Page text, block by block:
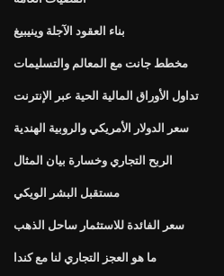
بناء العقود الآجلة وينيبيغ
مخطط جانت مع المعالم والتسليمات
تداول الأوراق المالية الحية عبر الإنترنت
سعر الدولار الأمريكي والروبية الهندية
الربح التجاري وخسارة بيان المثال
مستقبل البشر الويكي
سعر الفائدة للاستثمار ساحل الذهب
ما هو العجز التجاري لنا مع كندا